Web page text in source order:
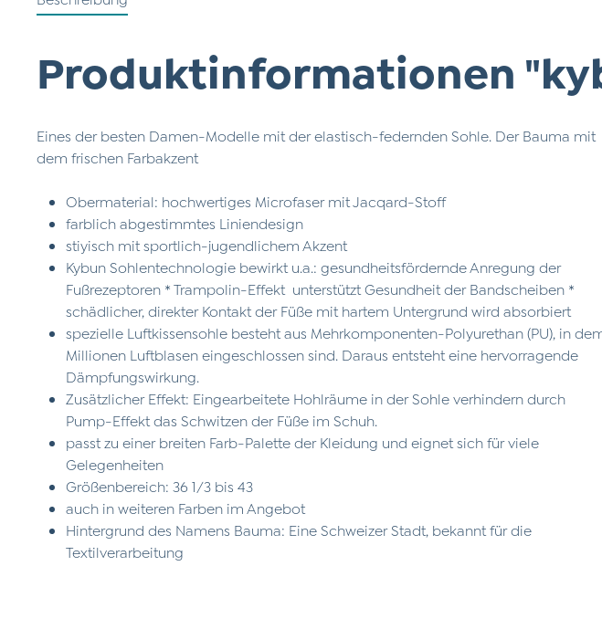
Produktinformationen
Eines der besten Damen-Modelle mit der elastisch-federnden Sohle. Der Bauma mit
dem frischen Farbakzent
Obermaterial: hochwertiges Microfaser mit Jacqard-Stoff
farblich abgestimmtes Liniendesign
stiyisch mit sportlich-jugendlichem Akzent
Kybun Sohlentechnologie bewirkt u.a.: gesundheitsfördernde Anregung der
Fußrezeptoren * Trampolin-Effekt unterstützt Gesundheit der Bandscheiben *
schädlicher, direkter Kontakt der Füße mit hartem Untergrund wird absorbiert
spezielle Luftkissensohle besteht aus Mehrkomponenten-Polyurethan (PU), in
Millionen Luftblasen eingeschlossen sind. Daraus entsteht eine hervorragende
Dämpfungswirkung.
Zusätzlicher Effekt: Eingearbeitete Hohlräume in der Sohle verhindern durch
Pump-Effekt das Schwitzen der Füße im Schuh.
passt zu einer breiten Farb-Palette der Kleidung und eignet sich für viele
Gelegenheiten
Größenbereich: 36 1/3 bis 43
auch in weiteren Farben im Angebot
Hintergrund des Namens Bauma: Eine Schweizer Stadt, bekannt für die
Textilverarbeitung